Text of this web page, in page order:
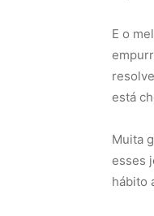
E o
está
Muita
esses
hábito